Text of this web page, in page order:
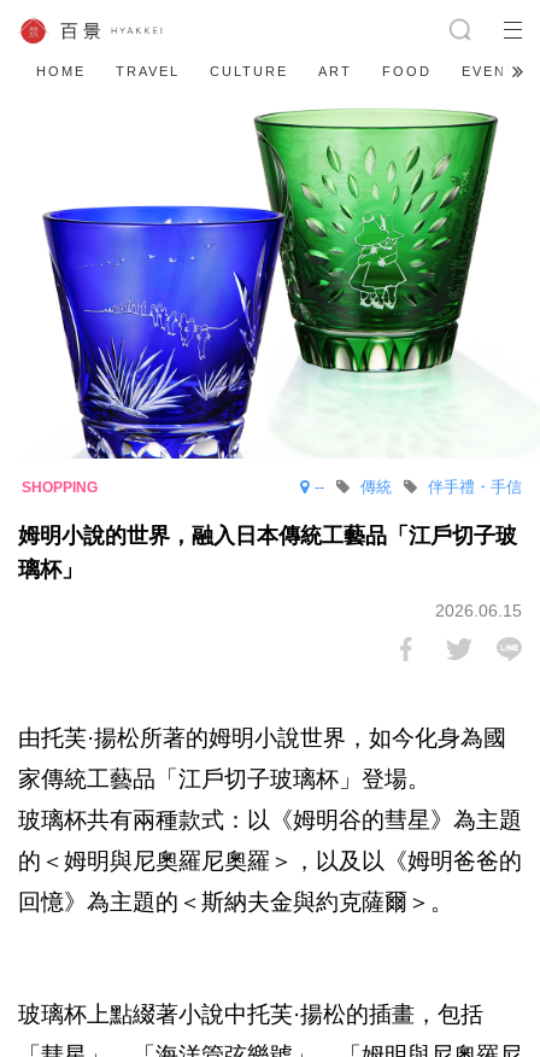
HOME TRAVEL CULTURE ART FOOD EVENT
-- 伴手禮・手信
傳統
姆明小說的世界，融入日本傳統工藝品「江戶切子玻
璃杯」
2026.06.15
由托芙·揚松所著的姆明小說世界，如今化身為國
家傳統工藝品「江戶切子玻璃杯」登場。
玻璃杯共有兩種款式：以《姆明谷的彗星》為主題
的＜姆明與尼奧羅尼奧羅＞，以及以《姆明爸爸的
回憶》為主題的＜斯納夫金與約克薩爾＞。
玻璃杯上點綴著小說中托芙·揚松的插畫，包括